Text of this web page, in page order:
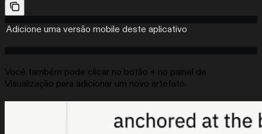
Adicione uma versão mobile deste aplicativo
Você também pode clicar no botão + no painel de
Visualização para adicionar um novo artefato.